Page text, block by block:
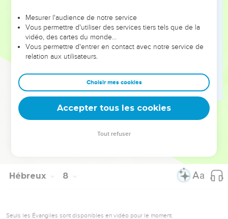
des sacrifices, d’abord pour leurs propres péchés, ensuite
pour ceux du peuple. Lui n’en a pas besoin, car il a tout
accompli une fois pour toutes, en s’offrant lui-même.
28
Les grands-prêtres institués par la *Loi sont des hommes
marqués par leur faiblesse. Mais celui que Dieu a établi
grand-prêtre par un serment solennel, prononcé après la
promulgation de la Loi, est son propre Fils, et il a été rendu
parfait pour toujours.
La Bible Du Semeur Copyright © 1992, 1999 by Biblica, Inc.® Used by permission.
Hébreux 8
Seuls les Évangiles sont disponibles en vidéo pour le moment.
Mesurer l'audience de notre service
Vous permettre d'utiliser des services tiers tels que de la
vidéo, des cartes du monde…
Vous permettre d'entrer en contact avec notre service de
relation aux utilisateurs.
Choisir mes cookies
Accepter tous les cookies
Tout refuser